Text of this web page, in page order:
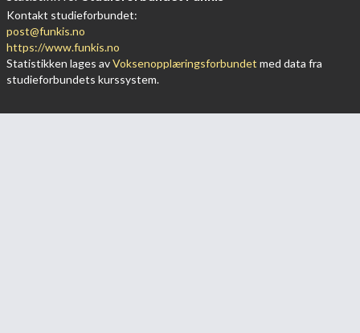
Kontakt studieforbundet:
post@funkis.no
https://www.funkis.no
Statistikken lages avVoksenopplæringsforbundet med data fra
studieforbundets kurssystem.